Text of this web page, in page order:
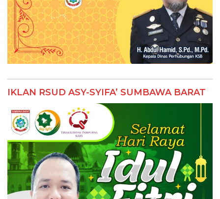
IKLAN RSUD ASY-SYIFA’ SUMBAWA BARAT